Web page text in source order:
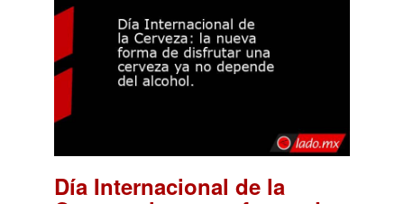
Día Internacional de la